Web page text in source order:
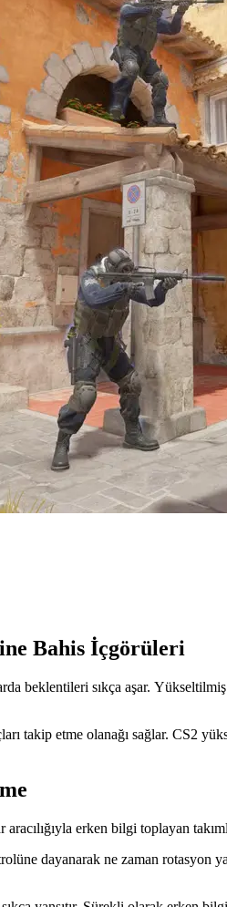
Bahis İçgörüleri
beklentileri sıkça aşar.
takip etme olanağı sağlar. CS2
erken bilgi toplayan
dayanarak ne zaman rotasyon